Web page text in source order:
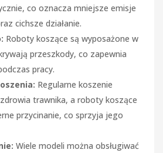
co oznacza mniejsze emisje
cichsze działanie.
Roboty koszące są wyposażone w
przeszkody, co zapewnia
pracy.
Regularne koszenie
trawnika, a roboty koszące
przycinanie, co sprzyja jego
Wiele modeli można obsługiwać